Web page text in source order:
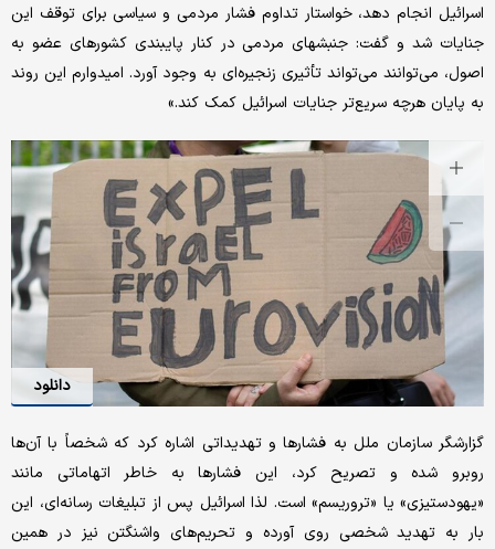
اسرائیل انجام دهد، خواستار تداوم فشار مردمی و سیاسی برای توقف این
جنایات شد و گفت: جنبشهای مردمی در کنار پایبندی کشورهای عضو به
اصول، می‌توانند می‌تواند تأثیری زنجیره‌ای به وجود آورد. امیدوارم این روند
به پایان هرچه سریع‌تر جنایات اسرائیل کمک کند.»
دانلود
گزارشگر سازمان ملل به فشارها و تهدیداتی اشاره کرد که شخصاً با آن‌ها
روبرو شده و تصریح کرد، این فشارها به خاطر اتهاماتی مانند
«یهودستیزی» یا «تروریسم» است. لذا اسرائیل پس از تبلیغات رسانه‌ای،‌ این
بار به تهدید شخصی روی آورده و تحریم‌های واشنگتن نیز در همین